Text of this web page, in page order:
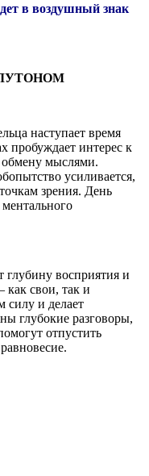
в воздушный знак
наступает время
пробуждает интерес к
мыслями.
усиливается,
зрения. День
глубину восприятия и
свои, так и
силу и делает
глубокие разговоры,
отпустить